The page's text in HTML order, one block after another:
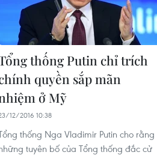
thống Putin chỉ trích
quyền sắp mãn
ở Mỹ
12/2016 10:38
thống Nga Vladimir Putin cho rằng
tuyên bố của Tổng thống đắc cử